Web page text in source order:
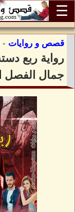
☰
قصص و روايات -
رواية ربع
جمال الفصل